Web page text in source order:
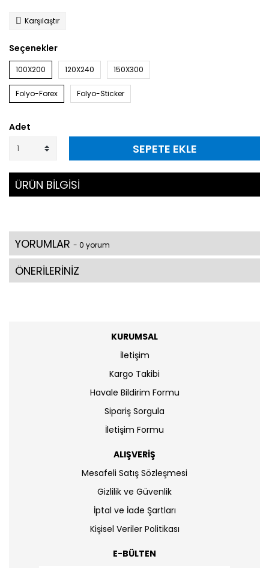
Karşılaştır
Seçenekler
100X200 120X240 150X300
Folyo-Forex Folyo-Sticker
Adet
SEPETE EKLE
ÜRÜN BİLGİSİ
YORUMLAR - 0 yorum
ÖNERİLERİNİZ
KURUMSAL
İletişim
Kargo Takibi
Havale Bildirim Formu
Sipariş Sorgula
İletişim Formu
ALIŞVERİŞ
Mesafeli Satış Sözleşmesi
Gizlilik ve Güvenlik
İptal ve İade Şartları
Kişisel Veriler Politikası
E-BÜLTEN